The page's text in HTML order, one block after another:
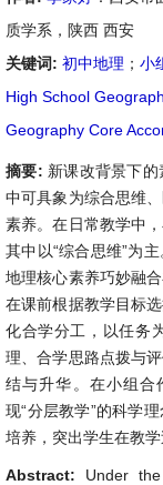
质学系，陕西 西安
关键词: 初中地理 ； 小
High School
Geography Core
摘要: 新课改背景下
中可具象为综合思维
素养。在日常教学中
其中以“综合思维”为
地理核心素养巧妙融
在课前根据教学目标
化合学分工，以任务
理、合学思路点拨与
结与升华。在小组合
现“分层教学”的科学
培养，突出学生在教
Abstract: Under